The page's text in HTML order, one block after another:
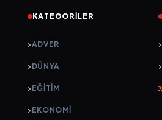
KATEGORILER
ADVER
DÜNYA
EĞİTİM
EKONOMİ